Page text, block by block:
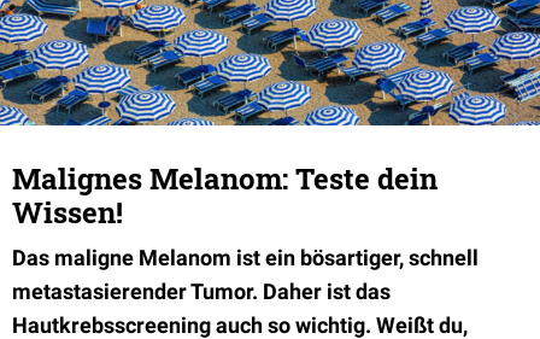
Malignes Melanom: Teste dein
Wissen!
Das maligne Melanom ist ein bösartiger, schnell
metastasierender Tumor. Daher ist das
Hautkrebsscreening auch so wichtig. Weißt du,